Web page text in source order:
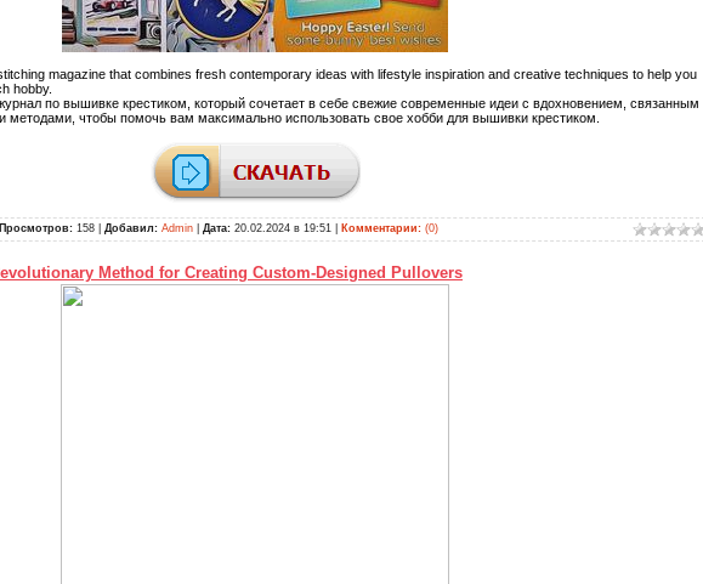
magazine that combines fresh contemporary ideas with lifestyle inspiration and creative techniques to help you
hobby.
по вышивке крестиком, который сочетает в себе свежие современные идеи с вдохновением, связанным
методами, чтобы помочь вам максимально использовать свое хобби для вышивки крестиком.
Просмотров: 158 | Добавил: Admin Дата: 20.02.2024 в 19:51 Комментарии: (0)
Method for Creating Custom-Designed Pullovers